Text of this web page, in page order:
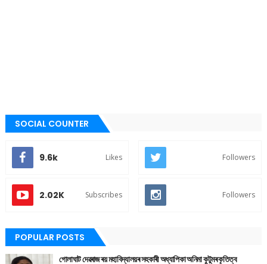
SOCIAL COUNTER
9.6k Likes Followers
2.02K Subscribes Followers
POPULAR POSTS
গোলাঘাট দেৱৰাজ ৰয় মহাবিদ্যালয়ৰ সহকাৰী অধ্যাপিকা অনিমা কুটুমৰ কৃতিত্ব